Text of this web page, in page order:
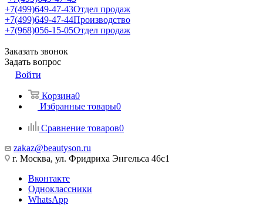
+7(499)649-47-43Отдел продаж
+7(499)649-47-44Производство
+7(968)056-15-05Отдел продаж
Заказать звонок
Задать вопрос
Войти
Корзина0
Избранные товары0
Сравнение товаров0
zakaz@beautyson.ru
г. Москва, ул. Фридриха Энгельса 46с1
Вконтакте
Одноклассники
WhatsApp